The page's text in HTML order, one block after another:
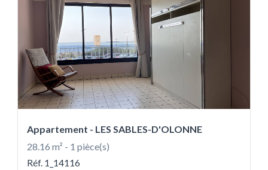
Appartement - LES SABLES-D'OLONNE
28.16 m² - 1 pièce(s)
Réf. 1_14116